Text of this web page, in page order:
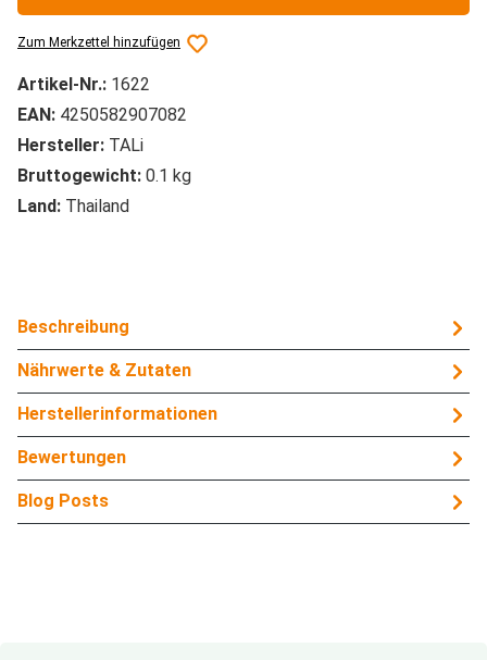
Zum Merkzettel hinzufügen
Artikel-Nr.: 1622
EAN: 4250582907082
Hersteller: TALi
Bruttogewicht: 0.1 kg
Land: Thailand
Beschreibung
Nährwerte & Zutaten
Herstellerinformationen
Bewertungen
Blog Posts